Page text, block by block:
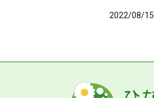
2022/08/15